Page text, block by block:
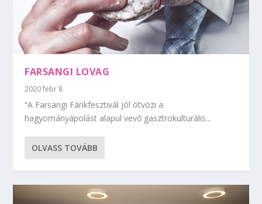
FARSANGI LOVAG
2020 febr 8
“A Farsangi Fánkfesztivál jól ötvözi a
hagyományápolást alapul vevő gasztrokulturális...
OLVASS TOVÁBB